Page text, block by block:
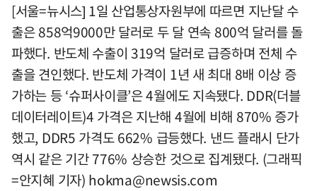
[서울=뉴시스] 1일 산업통상자원부에 따르면 지난달 수
출은 858억9000만 달러로 두 달 연속 800억 달러를 돌
파했다. 반도체 수출이 319억 달러로 급증하며 전체 수
출을 견인했다. 반도체 가격이 1년 새 최대 8배 이상 증
가하는 등 ‘슈퍼사이클’은 4월에도 지속됐다. DDR(더블
데이터레이트)4 가격은 지난해 4월에 비해 870% 증가
했고, DDR5 가격도 662% 급등했다. 낸드 플래시 단가
역시 같은 기간 776% 상승한 것으로 집계됐다. (그래픽
=안지혜 기자) hokma@newsis.com